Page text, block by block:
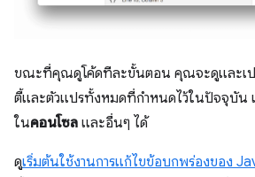
ขณะที่คุณดูโค้ดทีละขั้นตอน คุณจะดูและเป
ตี้และตัวแปรทั้งหมดที่กำหนดไว้ในปัจจุบัน
ในคอนโซล และอื่นๆ ได้
ดูเริ่มต้นใช้งานการแก้ไขข้อบกพร่องของ